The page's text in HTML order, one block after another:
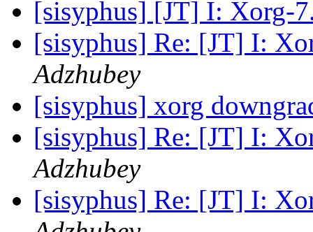
[sisyphus] [JT] I: Xorg-
[sisyphus] Re: [JT] I:
Adzhubey
[sisyphus] xorg
[sisyphus] Re: [JT] I:
Adzhubey
[sisyphus] Re: [JT] I: